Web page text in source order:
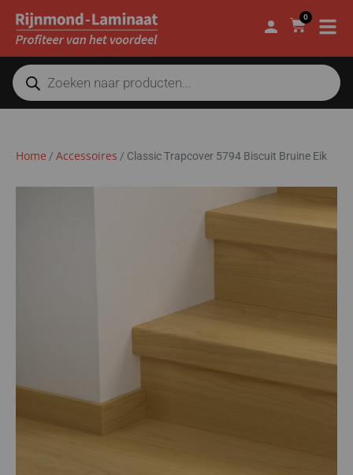
0
Home / Accessoires / Classic Trapcover 5794 Biscuit Bruine Eik